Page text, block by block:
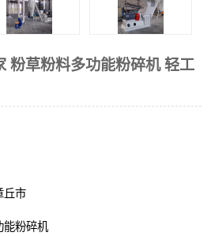
粉草粉料多功能粉碎机 轻工
丘市
能粉碎机